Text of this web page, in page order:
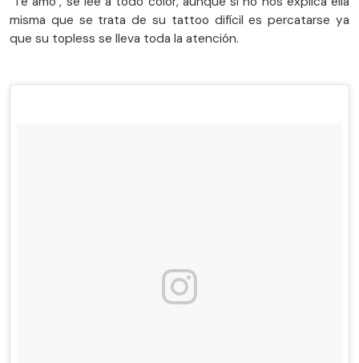
misma que se trata de su tattoo difícil es percatarse ya
que su topless se lleva toda la atención.